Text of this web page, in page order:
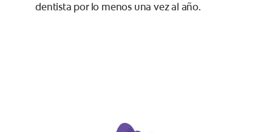
dentista por lo menos una vez al año.